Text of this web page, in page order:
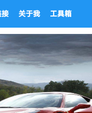
关于我 工具箱